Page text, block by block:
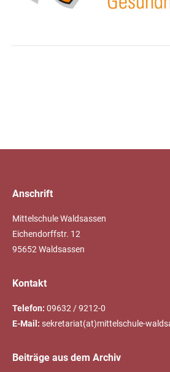
Anschrift
Mittelschule Waldsassen
Eichendorffstr. 12
95652 Waldsassen
Kontakt
Telefon: 09632 / 9212-0
E-Mail: sekretariat(at)mittelschule-
Beiträge aus dem Archiv